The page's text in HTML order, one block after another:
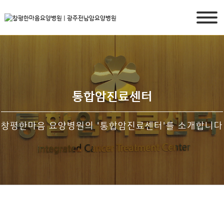
통합암진료센터
창평한마음 요양병원의 '통합암진료센터'를 소개합니다